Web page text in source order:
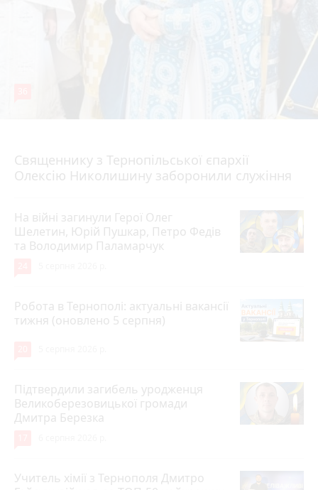
Священнику з Тернопільської єпархії
Олексію Николишину заборонили служіння
На війні загинули Герої Олег
Шелетин, Юрій Пушкар, Петро Федів
та Володимир Паламарчук
Робота в Тернополі: актуальні вакансії
тижня (оновлено 5 серпня)
Підтвердили загибель уродженця
Великоберезовицької громади
Дмитра Березка
Учитель хімії з Тернополя Дмитро